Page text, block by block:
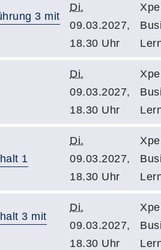
3 mit
Di.
09.03.2027,
18.30 Uhr
Di.
09.03.2027,
18.30 Uhr
1
Di.
09.03.2027,
18.30 Uhr
3 mit
Di.
09.03.2027,
18.30 Uhr